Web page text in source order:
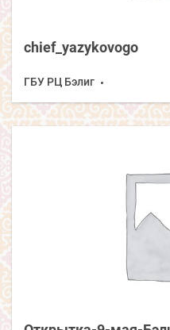
chief_yazykovogo
ГБУ РЦ Бэлиг